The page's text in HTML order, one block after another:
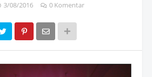
3/08/2016 0 Komentar